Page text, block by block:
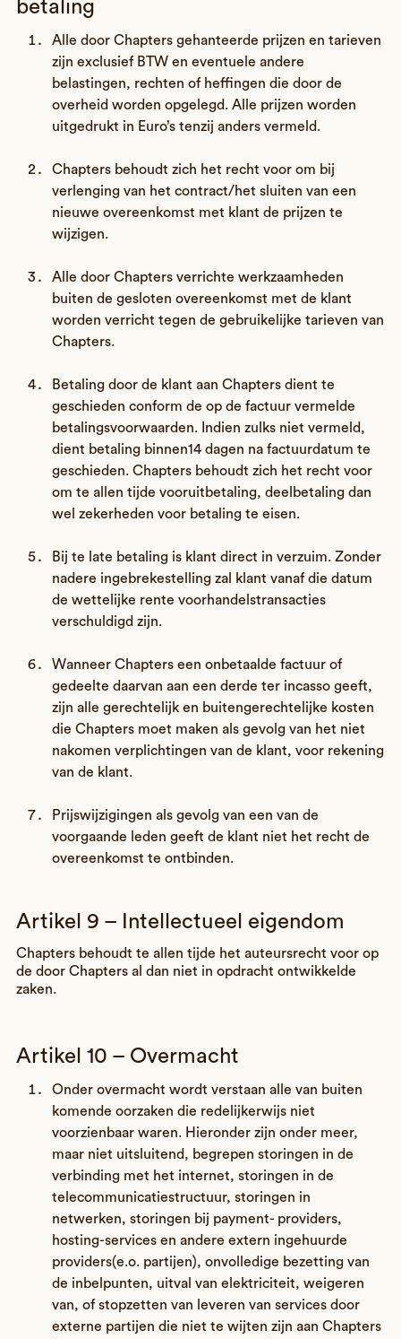
betaling
Alle door Chapters gehanteerde prijzen en tarieven
zijn exclusief BTW en eventuele andere
belastingen, rechten of heffingen die door de
overheid worden opgelegd. Alle prijzen worden
uitgedrukt in Euro’s tenzij anders vermeld.
Chapters behoudt zich het recht voor om bij
verlenging van het contract/het sluiten van een
nieuwe overeenkomst met klant de prijzen te
wijzigen.
Alle door Chapters verrichte werkzaamheden
buiten de gesloten overeenkomst met de klant
worden verricht tegen de gebruikelijke tarieven van
Chapters.
Betaling door de klant aan Chapters dient te
geschieden conform de op de factuur vermelde
betalingsvoorwaarden. Indien zulks niet vermeld,
dient betaling binnen14 dagen na factuurdatum te
geschieden. Chapters behoudt zich het recht voor
om te allen tijde vooruitbetaling, deelbetaling dan
wel zekerheden voor betaling te eisen.
Bij te late betaling is klant direct in verzuim. Zonder
nadere ingebrekestelling zal klant vanaf die datum
de wettelijke rente voorhandelstransacties
verschuldigd zijn.
Wanneer Chapters een onbetaalde factuur of
gedeelte daarvan aan een derde ter incasso geeft,
zijn alle gerechtelijk en buitengerechtelijke kosten
die Chapters moet maken als gevolg van het niet
nakomen verplichtingen van de klant, voor rekening
van de klant.
Prijswijzigingen als gevolg van een van de
voorgaande leden geeft de klant niet het recht de
overeenkomst te ontbinden.
Artikel 9 – Intellectueel eigendom
Chapters behoudt te allen tijde het auteursrecht voor op
de door Chapters al dan niet in opdracht ontwikkelde
zaken.
Artikel 10 – Overmacht
Onder overmacht wordt verstaan alle van buiten
komende oorzaken die redelijkerwijs niet
voorzienbaar waren. Hieronder zijn onder meer,
maar niet uitsluitend, begrepen storingen in de
verbinding met het internet, storingen in de
telecommunicatiestructuur, storingen in
netwerken, storingen bij payment- providers,
hosting-services en andere extern ingehuurde
providers(e.o. partijen), onvolledige bezetting van
de inbelpunten, uitval van elektriciteit, weigeren
van, of stopzetten van leveren van services door
externe partijen die niet te wijten zijn aan Chapters